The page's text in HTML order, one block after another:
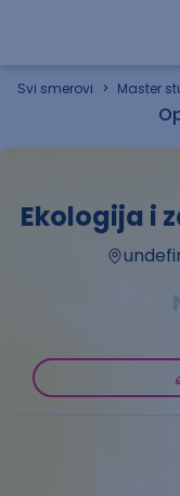
Svi smerovi > Master
Ekologija i